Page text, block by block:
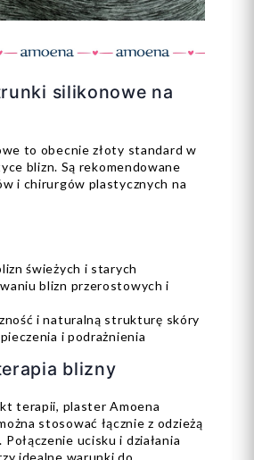
silikonowe na
to obecnie złoty standard w
blizn. Są rekomendowane
i chirurgów plastycznych na
świeżych i starych
blizn przerostowych i
i naturalną strukturę skóry
i podrażnienia
blizny
terapii, plaster Amoena
stosować łącznie z odzieżą
ucisku i działania
idealne warunki do